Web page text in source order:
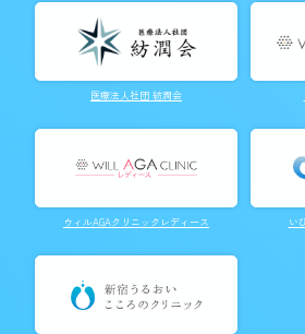
医療法人社団 紡潤会
ウィルAGAクリニックレディース い